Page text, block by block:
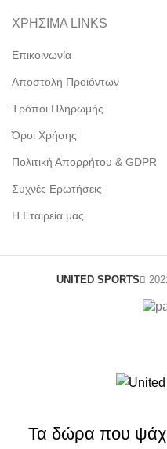
ΧΡΗΣΙΜΑ LINKS
Επικοινωνία
Αποστολή Προϊόντων
Τρόποι Πληρωμής
Όροι Χρήσης
Πολιτική Απορρήτου & GDPR
Συχνές Ερωτήσεις
Η Εταιρεία μας
UNITED SPORTS
Τα δώρα που